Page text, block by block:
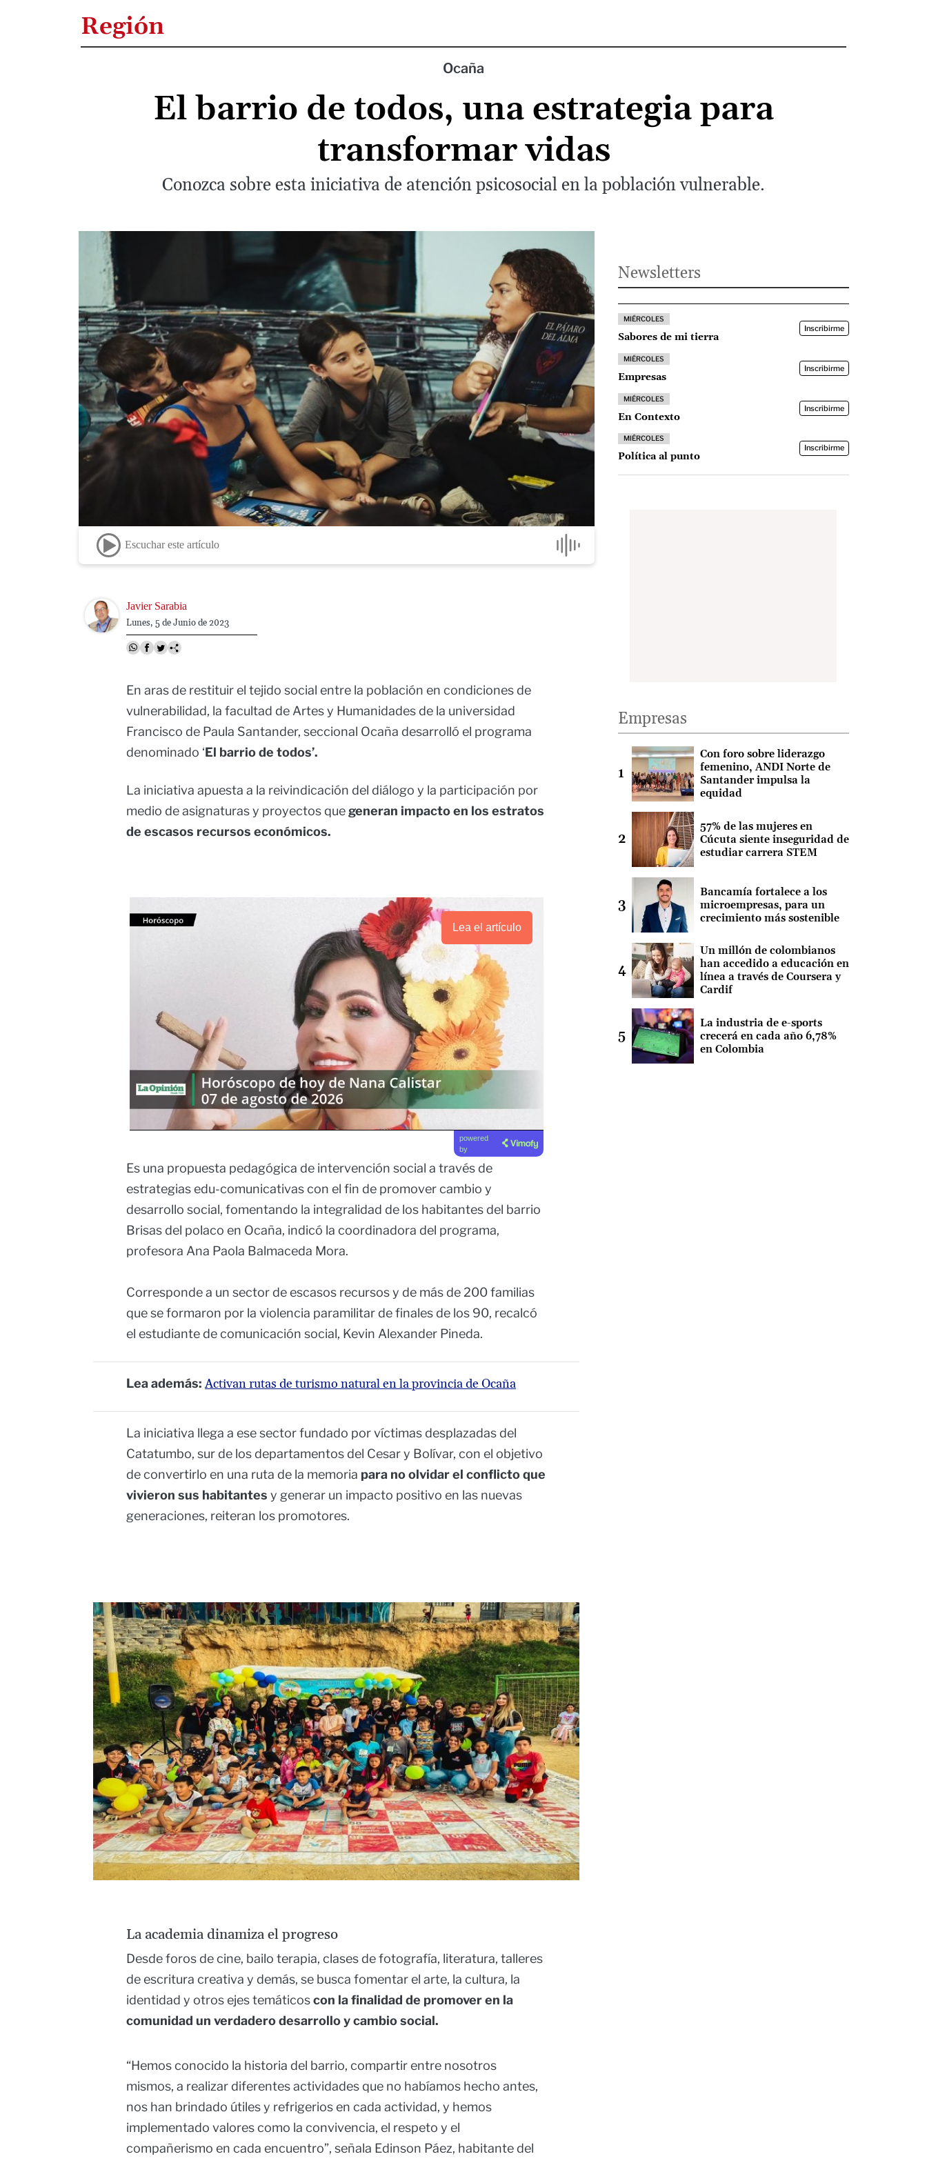
Región
Ocaña
El barrio de todos, una estrategia para
transformar vidas
Conozca sobre esta iniciativa de atención psicosocial en la población vulnerable.
Escuchar este artículo
Image Javier Sarabia
Lunes, 5 de Junio de 2023
En aras de restituir el tejido social entre la población en condiciones de
vulnerabilidad, la facultad de Artes y Humanidades de la universidad
Francisco de Paula Santander, seccional Ocaña desarrolló el programa
denominado ‘El barrio de todos’.
La iniciativa apuesta a la reivindicación del diálogo y la participación por
medio de asignaturas y proyectos que generan impacto en los estratos
de escasos recursos económicos.
Lea el artículo
powered
by
Es una propuesta pedagógica de intervención social a través de
estrategias edu-comunicativas con el fin de promover cambio y
desarrollo social, fomentando la integralidad de los habitantes del barrio
Brisas del polaco en Ocaña, indicó la coordinadora del programa,
profesora Ana Paola Balmaceda Mora.
Corresponde a un sector de escasos recursos y de más de 200 familias
que se formaron por la violencia paramilitar de finales de los 90, recalcó
el estudiante de comunicación social, Kevin Alexander Pineda.
Lea además: Activan rutas de turismo natural en la provincia de Ocaña
La iniciativa llega a ese sector fundado por víctimas desplazadas del
Catatumbo, sur de los departamentos del Cesar y Bolívar, con el objetivo
de convertirlo en una ruta de la memoria para no olvidar el conflicto que
vivieron sus habitantes y generar un impacto positivo en las nuevas
generaciones, reiteran los promotores.
La academia dinamiza el progreso
Desde foros de cine, bailo terapia, clases de fotografía, literatura, talleres
de escritura creativa y demás, se busca fomentar el arte, la cultura, la
identidad y otros ejes temáticoscon la finalidad de promover en la
comunidad un verdadero desarrollo y cambio social.
“Hemos conocido la historia del barrio, compartir entre nosotros
mismos, a realizar diferentes actividades que no habíamos hecho antes,
nos han brindado útiles y refrigerios en cada actividad, y hemos
implementado valores como la convivencia, el respeto y el
compañerismo en cada encuentro”, señala Edinson Páez, habitante del
Newsletters
MIÉRCOLES
Sabores de mi tierra
Inscribirme
MIÉRCOLES
Empresas
Inscribirme
MIÉRCOLES
En Contexto
Inscribirme
MIÉRCOLES
Política al punto
Inscribirme
Empresas
Con foro sobre liderazgo
femenino, ANDI Norte de
Santander impulsa la
equidad
57% de las mujeres en
Cúcuta siente inseguridad de
estudiar carrera STEM
Bancamía fortalece a los
microempresas, para un
crecimiento más sostenible
Un millón de colombianos
han accedido a educación en
línea a través de Coursera y
Cardif
La industria de e-sports
crecerá en cada año 6,78%
en Colombia